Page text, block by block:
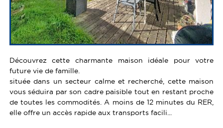
Découvrez cette charmante maison idéale pour votre
future vie de famille.
située dans un secteur calme et recherché, cette maison
vous séduira par son cadre paisible tout en restant proche
de toutes les commodités. A moins de 12 minutes du RER,
elle offre un accès rapide aux transports facili...